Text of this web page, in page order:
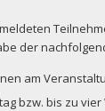
der
am
bzw. bis zu